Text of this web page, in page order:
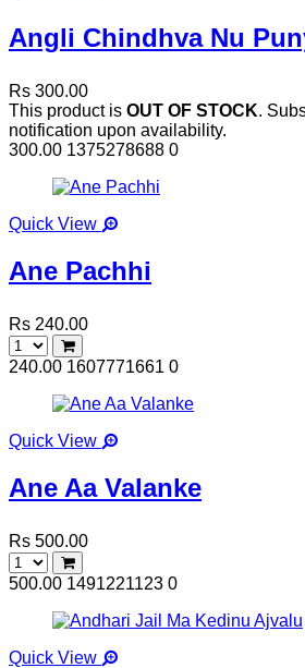
Angli Chindhva Nu
Rs 300.00
This product is OUT OF STOCK.
notification upon availability.
300.00 1375278688 0
Quick View
Ane Pachhi
Rs 240.00
240.00 1607771661 0
Quick View
Ane Aa Valanke
Rs 500.00
500.00 1491221123 0
Quick View